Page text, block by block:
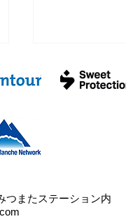
つまたステーション内